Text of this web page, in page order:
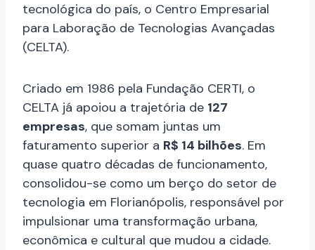
tecnológica do país, o Centro Empresarial
para Laboração de Tecnologias Avançadas
(CELTA).
Criado em 1986 pela Fundação CERTI, o
CELTA já apoiou a trajetória de 127
empresas, que somam juntas um
faturamento superior a R$ 14 bilhões. Em
quase quatro décadas de funcionamento,
consolidou-se como um berço do setor de
tecnologia em Florianópolis, responsável por
impulsionar uma transformação urbana,
econômica e cultural que mudou a cidade.